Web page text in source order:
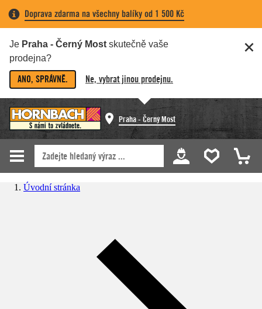
Doprava zdarma na všechny balíky od 1 500 Kč
Je Praha - Černý Most skutečně vaše
prodejna?
ANO, SPRÁVNĚ. Ne, vybrat jinou prodejnu.
Praha - Černý Most
Úvodní stránka